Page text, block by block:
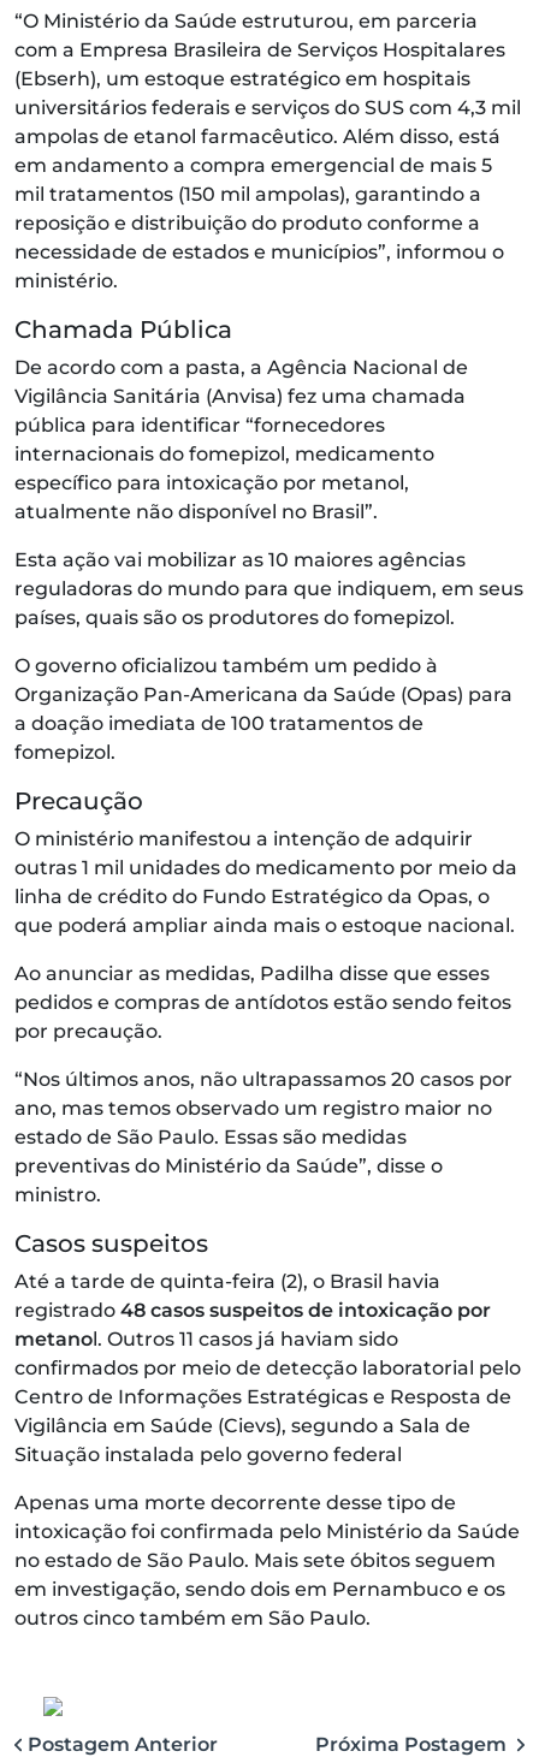
“O Ministério da Saúde estruturou, em parceria
com a Empresa Brasileira de Serviços Hospitalares
(Ebserh), um estoque estratégico em hospitais
universitários federais e serviços do SUS com 4,3 mil
ampolas de etanol farmacêutico. Além disso, está
em andamento a compra emergencial de mais 5
mil tratamentos (150 mil ampolas), garantindo a
reposição e distribuição do produto conforme a
necessidade de estados e municípios”, informou o
ministério.
Chamada Pública
De acordo com a pasta, a Agência Nacional de
Vigilância Sanitária (Anvisa) fez uma chamada
pública para identificar “fornecedores
internacionais do fomepizol, medicamento
específico para intoxicação por metanol,
atualmente não disponível no Brasil”.
Esta ação vai mobilizar as 10 maiores agências
reguladoras do mundo para que indiquem, em seus
países, quais são os produtores do fomepizol.
O governo oficializou também um pedido à
Organização Pan-Americana da Saúde (Opas) para
a doação imediata de 100 tratamentos de
fomepizol.
Precaução
O ministério manifestou a intenção de adquirir
outras 1 mil unidades do medicamento por meio da
linha de crédito do Fundo Estratégico da Opas, o
que poderá ampliar ainda mais o estoque nacional.
Ao anunciar as medidas, Padilha disse que esses
pedidos e compras de antídotos estão sendo feitos
por precaução.
“Nos últimos anos, não ultrapassamos 20 casos por
ano, mas temos observado um registro maior no
estado de São Paulo. Essas são medidas
preventivas do Ministério da Saúde”, disse o
ministro.
Casos suspeitos
Até a tarde de quinta-feira (2), o Brasil havia
registrado 48 casos suspeitos de intoxicação por
metanol. Outros 11 casos já haviam sido
confirmados por meio de detecção laboratorial pelo
Centro de Informações Estratégicas e Resposta de
Vigilância em Saúde (Cievs), segundo a Sala de
Situação instalada pelo governo federal
Apenas uma morte decorrente desse tipo de
intoxicação foi confirmada pelo Ministério da Saúde
no estado de São Paulo. Mais sete óbitos seguem
em investigação, sendo dois em Pernambuco e os
outros cinco também em São Paulo.
Postagem Anterior Próxima Postagem